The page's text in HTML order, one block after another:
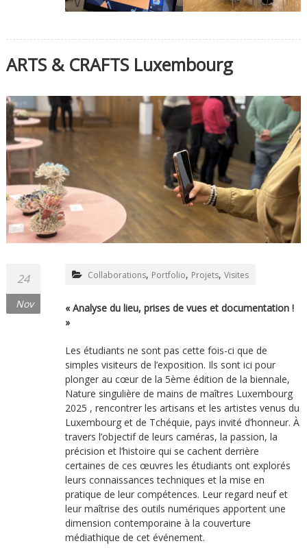
ARTS & CRAFTS Luxembourg
24
Nov
Collaborations, Portfolio, Projets, Visites
« Analyse du lieu, prises de vues et documentation !
»
Les étudiants ne sont pas cette fois-ci que de
simples visiteurs de l’exposition. Ils sont ici pour
plonger au cœur de la 5ème édition de la biennale,
Nature singulière de mains de maîtres Luxembourg
2025 , rencontrer les artisans et les artistes venus du
Luxembourg et de Tchéquie, pays invité d’honneur. À
travers l’objectif de leurs caméras, la passion, la
précision et l’histoire qui se cachent derrière
certaines de ces œuvres les étudiants ont explorés
leurs connaissances techniques et la mise en
pratique de leur compétences. Leur regard neuf et
leur maîtrise des outils numériques apportent une
dimension contemporaine à la couverture
médiathique de cet événement.